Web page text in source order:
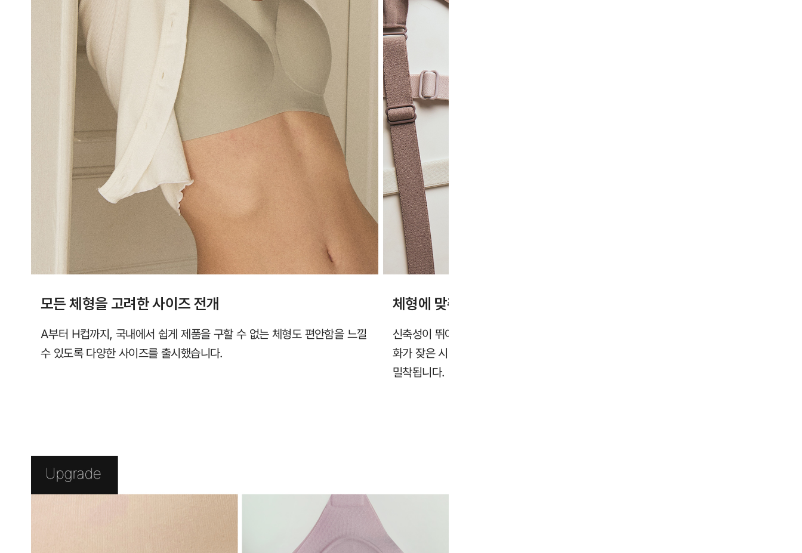
모든 체형을 고려한 사이즈 전개
A부터 H컵까지, 국내에서 쉽게 제품을 구할 수 없는 체형도 편안함을 느낄
수 있도록 다양한 사이즈를 출시했습니다.
체형에 맞춰 늘어나는 원단
신축성이 뛰어난 소재를 사용하여 붓기, 임신, 다이어트 등 몸의 사이즈 변
화가 잦은 시기에도 압박감 없이 내 몸에 맞춰 유연하게 늘어나고 편안하게
밀착됩니다.